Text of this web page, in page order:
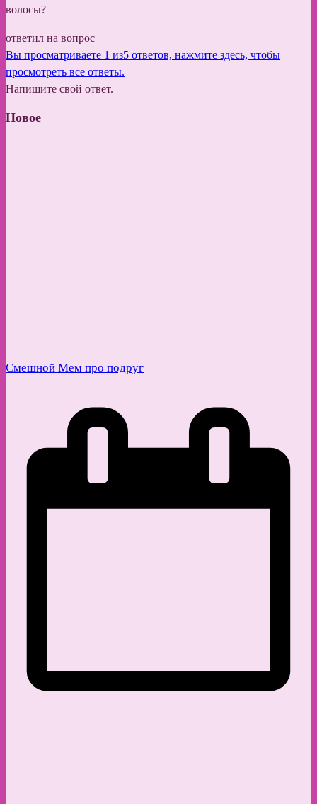
волосы?
ответил на вопрос
Вы просматриваете 1 из5 ответов, нажмите здесь, чтобы
просмотреть все ответы.
Напишите свой ответ.
Новое
Смешной Мем про подруг